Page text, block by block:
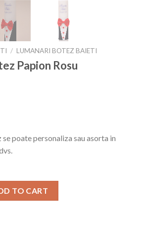
/ LUMANARI BOTEZ BAIETI
Papion Rosu
poate personaliza sau asorta in
TO CART